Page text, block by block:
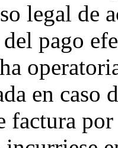
legal de
pago
en caso
factura